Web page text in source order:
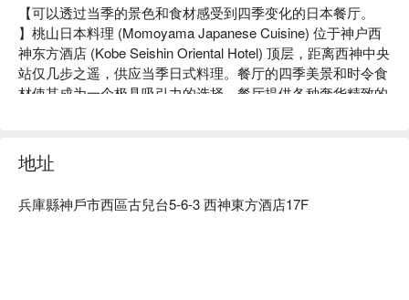
【可以透过当季的景色和食材感受到四季变化的日本餐厅。
】桃山日本料理 (Momoyama Japanese Cuisine) 位于神户西
神东方酒店 (Kobe Seishin Oriental Hotel) 顶层，距离西神中央
站仅几步之遥，供应当季日式料理。餐厅的四季美景和时令食
材使其成为一个极具吸引力的选择。餐厅提供各种奢华精致的
当季推荐酒水和与日式料理搭配的酒水。餐厅氛围庄重舒适，
配备大厅座位、私人餐桌以及大小榻榻米包间，是举办周年纪
想场所。
地址
兵庫縣神戶市西區古兒台5-6-3 西神東方酒店17F